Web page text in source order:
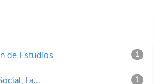
1
de Estudios
1
Fa...